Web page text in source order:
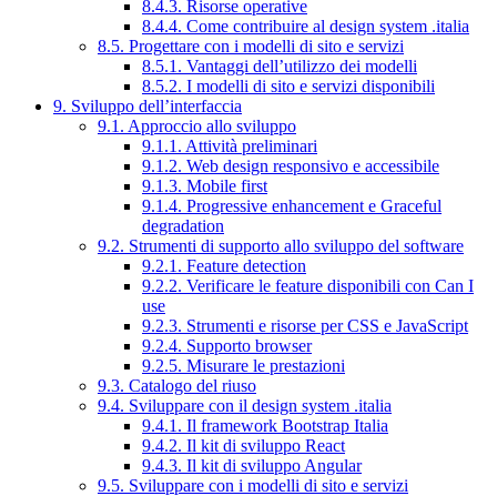
8.4.3. Risorse operative
8.4.4. Come contribuire al design system .italia
8.5. Progettare con i modelli di sito e servizi
8.5.1. Vantaggi dell’utilizzo dei modelli
8.5.2. I modelli di sito e servizi disponibili
9. Sviluppo dell’interfaccia
9.1. Approccio allo sviluppo
9.1.1. Attività preliminari
9.1.2. Web design responsivo e accessibile
9.1.3. Mobile first
9.1.4. Progressive enhancement e Graceful
degradation
9.2. Strumenti di supporto allo sviluppo del software
9.2.1. Feature detection
9.2.2. Verificare le feature disponibili con Can I
use
9.2.3. Strumenti e risorse per CSS e JavaScript
9.2.4. Supporto browser
9.2.5. Misurare le prestazioni
9.3. Catalogo del riuso
9.4. Sviluppare con il design system .italia
9.4.1. Il framework Bootstrap Italia
9.4.2. Il kit di sviluppo React
9.4.3. Il kit di sviluppo Angular
9.5. Sviluppare con i modelli di sito e servizi